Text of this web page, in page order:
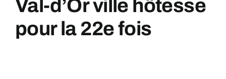
Val-d’Or ville hôtesse
pour la 22e fois